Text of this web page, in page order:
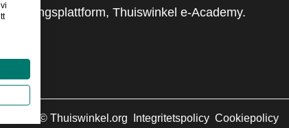
Thuiswinkel e-Academy.
©Thuiswinkel.org Integritetspolicy Cookiepolicy